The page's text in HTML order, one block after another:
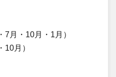
7月・10月・1月）
月）